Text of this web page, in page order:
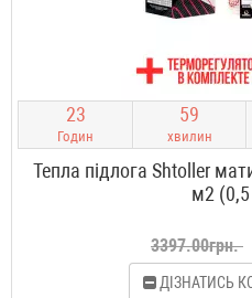
23
Годин
59
хвилин
Тепла підлога Shtoller
м2
3397.00грн.
ДІЗНАТИСЬ